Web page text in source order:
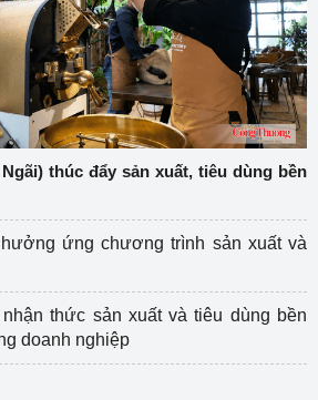
thúc đẩy sản xuất, tiêu dùng bền
ứng chương trình sản xuất và
thức sản xuất và tiêu dùng bền
doanh nghiệp